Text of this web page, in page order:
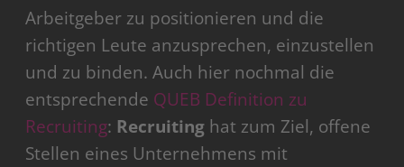
Arbeitgeber zu positionieren und die
richtigen Leute anzusprechen, einzustellen
und zu binden. Auch hier nochmal die
entsprechende QUEB Definition zu
Recruiting: Recruiting hat zum Ziel, offene
Stellen eines Unternehmens mit